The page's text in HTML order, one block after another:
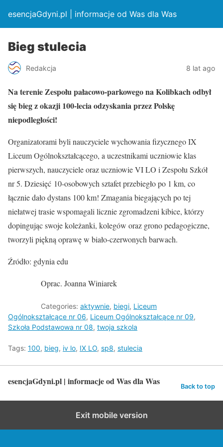
esencjaGdyni.pl | informacje od Was dla Was
Bieg stulecia
Redakcja 8 lat ago
Na terenie Zespołu pałacowo-parkowego na Kolibkach odbył
się bieg z okazji 100-lecia odzyskania przez Polskę
niepodległości!
Organizatorami byli nauczyciele wychowania fizycznego IX
Liceum Ogólnokształcącego, a uczestnikami uczniowie klas
pierwszych, nauczyciele oraz uczniowie VI LO i Zespołu Szkół
nr 5. Dziesięć 10-osobowych sztafet przebiegło po 1 km, co
łącznie dało dystans 100 km! Zmagania biegających po tej
niełatwej trasie wspomagali licznie zgromadzeni kibice, którzy
dopingując swoje koleżanki, kolegów oraz grono pedagogiczne,
tworzyli piękną oprawę w biało-czerwonych barwach.
Źródło: gdynia edu
Oprac. Joanna Winiarek
Categories: aktywnie, biegi, Liceum
Ogólnokształcące nr 06, Liceum Ogólnokształcące nr 09,
Szkoła Podstawowa nr 08, twoja szkola
Tags: 100, bieg, iv lo, IX LO, sp8, stulecia
esencjaGdyni.pl | informacje od Was dla Was Back to top
Exit mobile version